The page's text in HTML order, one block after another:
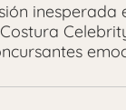
inesperada